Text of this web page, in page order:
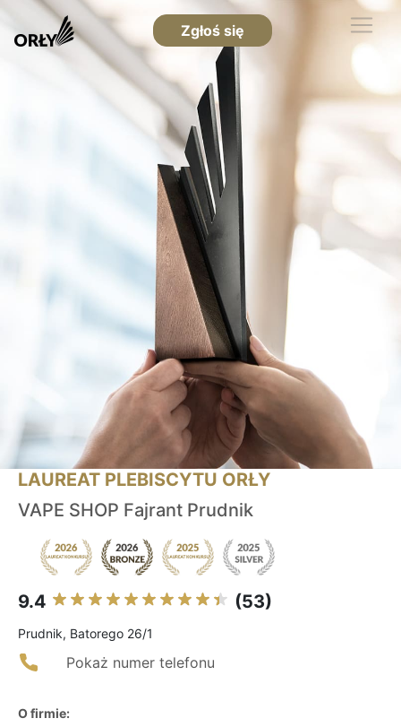
Zgłoś się
LAUREAT PLEBISCYTU ORŁY
VAPE SHOP Fajrant Prudnik
9.4 (53)
Prudnik, Batorego 26/1
Pokaż numer telefonu
O firmie: